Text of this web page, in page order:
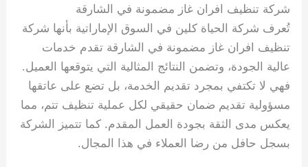
شركة تنظيف افران غاز مضمونة في الشارقة
تُعرف شركة الحياة كلين في السوق الإماراتية بأنها شركة
تنظيف افران غاز مضمونة في الشارقة تقدم خدمات
عالية الجودة، وتضمن النتائج المثالية التي يتوقعها العميل.
فهي لا تكتفي بمجرد تقديم الخدمة، بل تضع على عاتقها
مسؤولية تقديم ضمان حقيقي لكل عملية تنظيف تتم، مما
يعكس مدى الثقة بجودة العمل المقدم. كما تتميز الشركة
بسجل حافل من رضا العملاء في هذا المجال.